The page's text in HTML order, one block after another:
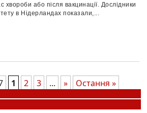
хвороби або після вакцинації. Дослідники
в Нідерландах показали,...
1 2 3 ... »
Остання »